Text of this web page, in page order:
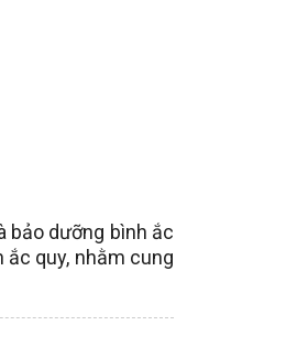
bảo dưỡng bình ắc
quy, nhằm cung